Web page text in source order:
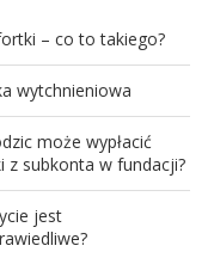
– co to takiego?
wytchnieniowa
może wypłacić
z subkonta w fundacji?
jest